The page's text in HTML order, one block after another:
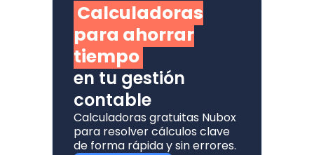
Calculadoras
para ahorrar
tiempo
en tu gestión
contable
Calculadoras gratuitas Nubox
para resolver cálculos clave
de forma rápida y sin errores.